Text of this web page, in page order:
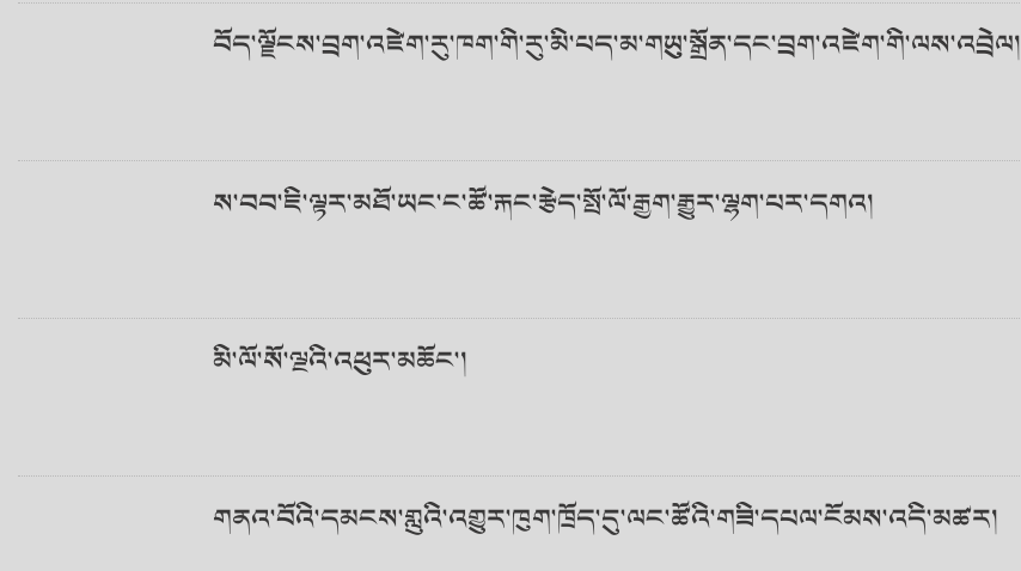
བོད་ལྗོངས་བྲག་འཛེག་རུ་ཁག་གི་རུ་མི་པད་མ་གཡུ་སྒྲོན་དང་བྲག་འཛེག་གི་ལས་འབྲེལ།
ས་བབ་ཇི་ལྟར་མཐོ་ཡང་ང་ཚོ་རྐང་རྩེད་སྤོ་ལོ་རྒྱག་རྒྱུར་ལྷག་པར་དགའ།
མི་ལོ་སོ་ལྔའི་འཕུར་མཆོང་།
གནའ་བོའི་དམངས་གླུའི་འགྱུར་ཁུག་ཁྲོད་དུ་ལང་ཚོའི་གཟི་དཔལ་ངོམས་འདི་མཚར།